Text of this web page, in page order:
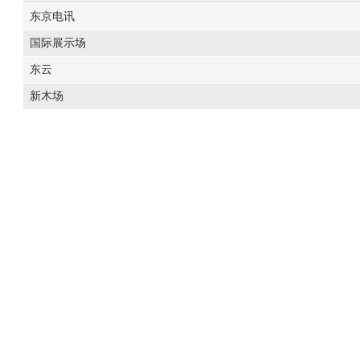
东京电讯
国际展示场
东云
新木场